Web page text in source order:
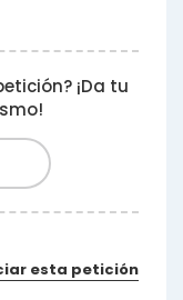
¡Da tu
esta petición